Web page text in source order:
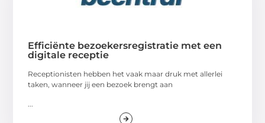
Efficiënte bezoekersregistratie met een
digitale receptie
Receptionisten hebben het vaak maar druk met allerlei
taken, wanneer jij een bezoek brengt aan